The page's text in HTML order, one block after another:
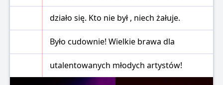
działo się. Kto nie był , niech żałuje.
Było cudownie! Wielkie brawa dla
utalentowanych młodych artystów!